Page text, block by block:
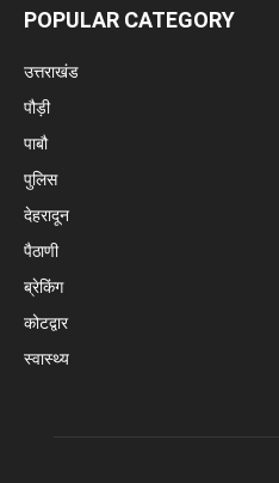
POPULAR CATEGORY
उत्तराखंड
पौड़ी
पाबौ
पुलिस
देहरादून
पैठाणी
ब्रेकिंग
कोटद्वार
स्वास्थ्य